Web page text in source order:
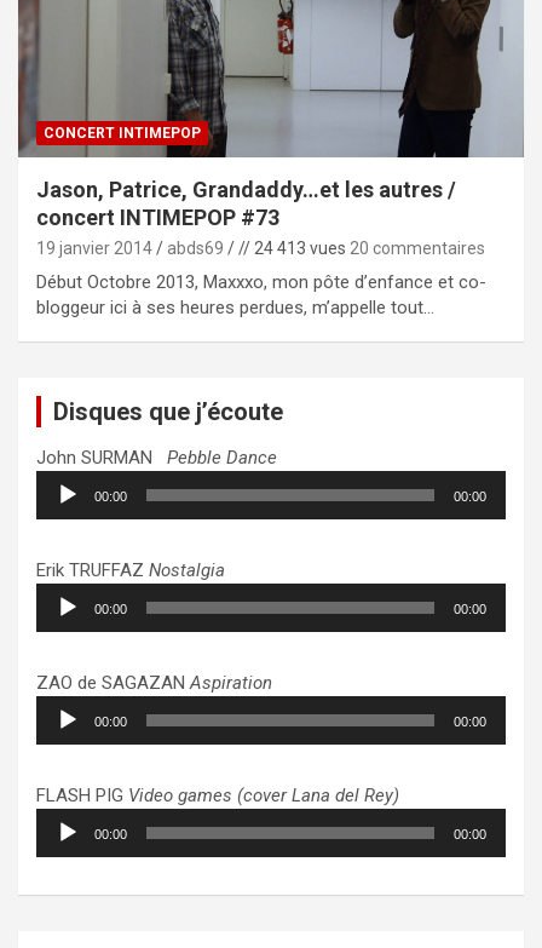
CONCERT INTIMEPOP
Jason, Patrice, Grandaddy…et les autres /
concert INTIMEPOP #73
19 janvier 2014 abds69 // 24 413 vues 20 commentaires
Début Octobre 2013, Maxxxo, mon pôte d’enfance et co-
bloggeur ici à ses heures perdues, m’appelle tout…
Disques que j’écoute
John SURMAN Pebble Dance
Lecteur
audio
00:00 00:00
Erik TRUFFAZ Nostalgia
Lecteur
audio
00:00 00:00
ZAO de SAGAZANAspiration
Lecteur
audio
00:00 00:00
FLASH PIG Video games (cover Lana del Rey)
Lecteur
audio
00:00 00:00